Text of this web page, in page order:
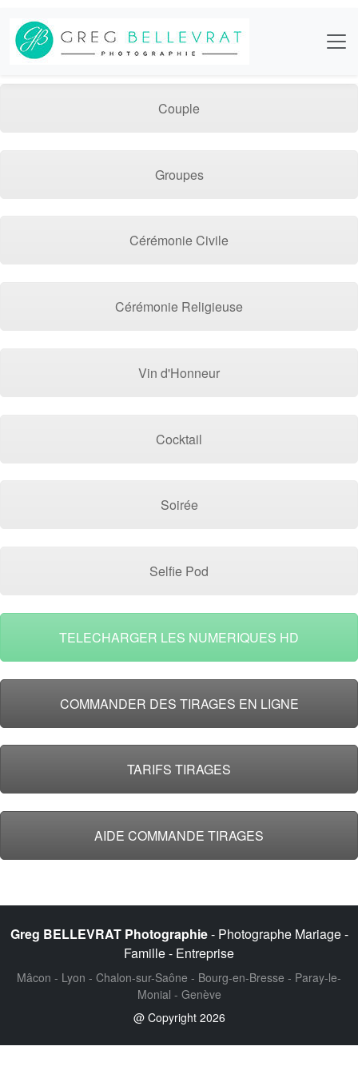
Couple
Groupes
Cérémonie Civile
Cérémonie Religieuse
Vin d'Honneur
Cocktail
Soirée
Selfie Pod
TELECHARGER LES NUMERIQUES HD
COMMANDER DES TIRAGES EN LIGNE
TARIFS TIRAGES
AIDE COMMANDE TIRAGES
Greg BELLEVRAT Photographie- Photographe Mariage -
Famille - Entreprise
Mâcon - Lyon - Chalon-sur-Saône - Bourg-en-Bresse - Paray-le-
Monial - Genève
@ Copyright 2026